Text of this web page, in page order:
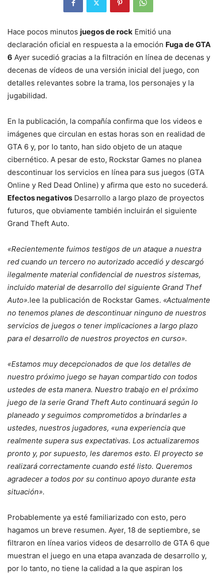
Hace pocos minutos juegos de rock Emitió una
declaración oficial en respuesta a la emoción Fuga de GTA
6 Ayer sucedió gracias a la filtración en línea de decenas y
decenas de vídeos de una versión inicial del juego, con
detalles relevantes sobre la trama, los personajes y la
jugabilidad.
En la publicación, la compañía confirma que los videos e
imágenes que circulan en estas horas son en realidad de
GTA 6 y, por lo tanto, han sido objeto de un ataque
cibernético. A pesar de esto, Rockstar Games no planea
descontinuar los servicios en línea para sus juegos (GTA
Online y Red Dead Online) y afirma que esto no sucederá.
Efectos negativos Desarrollo a largo plazo de proyectos
futuros, que obviamente también incluirán el siguiente
Grand Theft Auto.
«Recientemente fuimos testigos de un ataque a nuestra
red cuando un tercero no autorizado accedió y descargó
ilegalmente material confidencial de nuestros sistemas,
incluido material de desarrollo del siguiente Grand Thef
Auto».lee la publicación de Rockstar Games. «Actualmente
no tenemos planes de descontinuar ninguno de nuestros
servicios de juegos o tener implicaciones a largo plazo
para el desarrollo de nuestros proyectos en curso».
«Estamos muy decepcionados de que los detalles de
nuestro próximo juego se hayan compartido con todos
ustedes de esta manera. Nuestro trabajo en el próximo
juego de la serie Grand Theft Auto continuará según lo
planeado y seguimos comprometidos a brindarles a
ustedes, nuestros jugadores, «una experiencia que
realmente supera sus expectativas. Los actualizaremos
pronto y, por supuesto, les daremos esto. El proyecto se
realizará correctamente cuando esté listo. Queremos
agradecer a todos por su continuo apoyo durante esta
situación».
Probablemente ya esté familiarizado con esto, pero
hagamos un breve resumen. Ayer, 18 de septiembre, se
filtraron en línea varios videos de desarrollo de GTA 6 que
muestran el juego en una etapa avanzada de desarrollo y,
por lo tanto, no tiene la calidad a la que aspiran los